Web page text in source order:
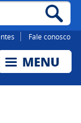
Fale conosco